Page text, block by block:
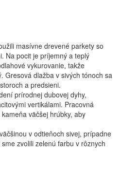
masívne drevené parkety so
Na pocit je príjemný a teplý
vykurovanie, takže
Gresová dlažba v sivých tónoch sa
a predsieni.
prírodnej dubovej dyhy,
vertikálami. Pracovná
väčšej hrúbky, aby
v odtieňoch sivej, prípadne
zvolili zelenú farbu v rôznych